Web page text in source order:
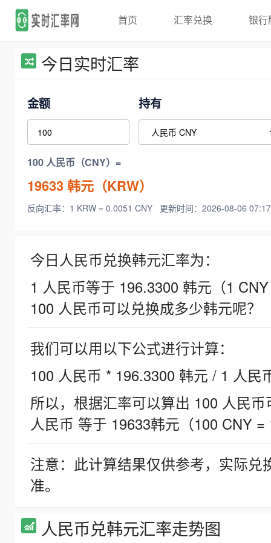
首页 汇率兑换 银行
今日实时汇率
金额 持有
100 人民币（CNY）=
19633韩元（KRW）
反向汇率：1 KRW = 0.0051 CNY 更新时间：2026-08-06
今日人民币兑换韩元汇率为：
1 人民币等于 196.3300 韩元（1
100 人民币可以兑换成多少韩元呢？
我们可以用以下公式进行计算：
100 人民币 * 196.3300 韩元 / 1 人民
所以，根据汇率可以算出 100 人民
人民币 等于 19633韩元（100 CNY =
注意：此计算结果仅供参考，实际
准。
人民币兑韩元汇率走势图